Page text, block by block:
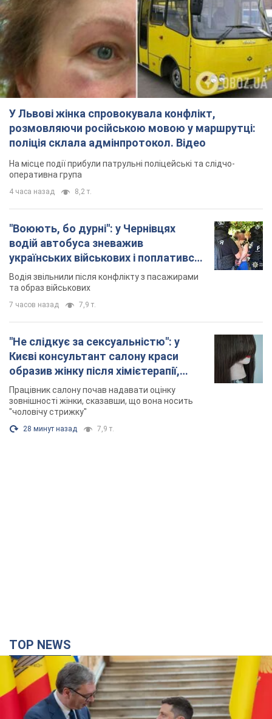
У Львові жінка спровокувала конфлікт,
розмовляючи російською мовою у маршрутці:
поліція склала адмінпротокол. Відео
На місце події прибули патрульні поліцейські та слідчо-
оперативна група
4 часа назад 8,2 т.
"Воюють, бо дурні": у Чернівцях
водій автобуса зневажив
українських військових і поплатився.
Відео
Водія звільнили після конфлікту з пасажирами
та образ військових
7 часов назад 7,9 т.
"Не слідкує за сексуальністю": у
Києві консультант салону краси
образив жінку після хімієтерапії,
розгорівся скандал. Фото
Працівник салону почав надавати оцінку
зовнішності жінки, сказавши, що вона носить
"чоловічу стрижку"
28 минут назад 7,9 т.
TOP NEWS